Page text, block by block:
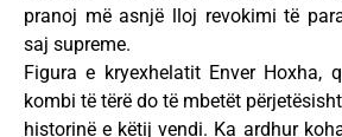
pranoj më asnjë lloj revokimi të
saj supreme.
Figura e kryexhelatit Enver Hoxha,
kombi të tërë do të mbetët
historinë e këtij vendi. Ka ardhur